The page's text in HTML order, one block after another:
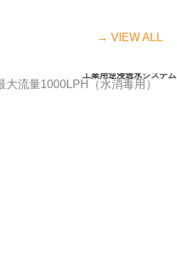
→ VIEW ALL
工業用逆浸透水システム